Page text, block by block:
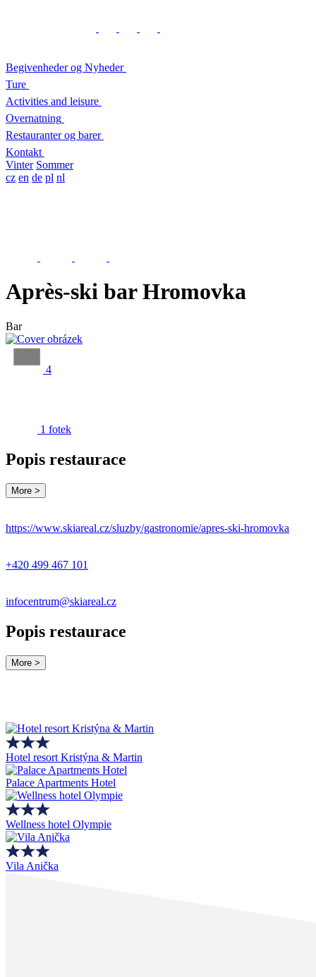
Begivenheder og Nyheder
Ture
Activities and leisure
Overnatning
Restauranter og barer
Kontakt
Vinter Sommer
cz en de pl nl
Après-ski bar Hromovka
Bar
4
1 fotek
Popis restaurace
More >
https://www.skiareal.cz/sluzby/gastronomie/apres-ski-hromovka
+420 499 467 101
infocentrum@skiareal.cz
Popis restaurace
More >
Hotel resort Kristýna & Martin
Palace Apartments Hotel
Wellness hotel Olympie
Vila Anička